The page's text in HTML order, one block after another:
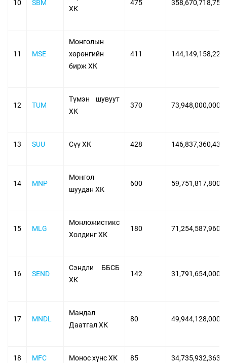
10 SBM
ХК
475 358,670,718,750
11 MSE
Монголын
хөрөнгийн
бирж ХК
411 144,149,158,226
12 TUM
Түмэн шувуут
ХК
370 73,948,000,000
13 SUU Сүү ХК 428 146,837,360,430
14 MNP
Монгол
шуудан ХК
600 59,751,817,800
15 MLG
Монложистикс
Холдинг ХК
180 71,254,587,960
16 SEND
Сэндли ББСБ
ХК
142 31,791,654,000
17 MNDL
Мандал
Даатгал ХК
80 49,944,128,000
18 MFC Монос хүнс ХК 85 34,735,932,363